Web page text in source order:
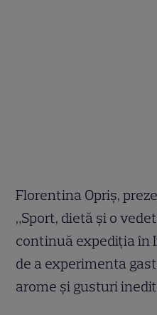
Florentina Opriş,
„Sport, dietă şi o
continuă expediţia în
de a experimenta
arome şi gusturi